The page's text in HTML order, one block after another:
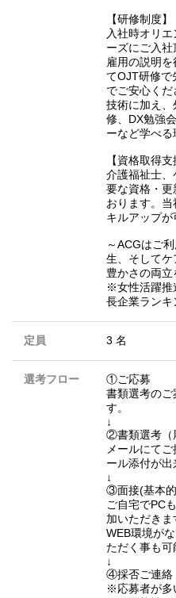
【研修制度】
入社時オリ
ーズにご入
雇用の説明
てOJT研修で
でご安心く
技術に加え
修、DX勉強
ーなど学べる
【資格取得支
介護福祉士
要な資格・更
おります。
キルアップが
～ACGはご
生、そしてケ
豊かさの両立
※女性活躍推
長企業ラン
定員 3 名
選考フロー
①ご応募
書類選考のご
す。
↓
②書類選考（
メールにて
ール添付が出
↓
③面接(基本
ご自宅でPC
加いただきま
WEB環境が
ただく事も可
↓
④採否ご連絡
※応募者が多